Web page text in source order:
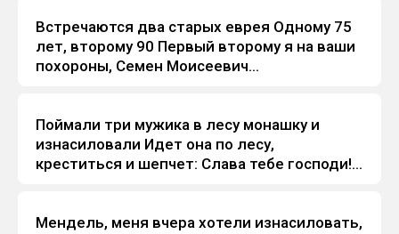
Анекдоты
Встречаются два старых еврея Одному 75
лет, второму 90 Первый второму я на ваши
похороны, Семен Моисеевич...
Анекдоты
Поймали три мужика в лесу монашку и
изнасиловали Идет она по лесу,
креститься и шепчет: Слава тебе господи!...
Анекдоты
Мендель, меня вчера хотели изнасиловать,